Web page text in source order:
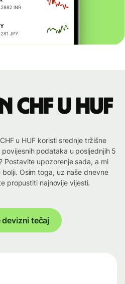
u HUF
u HUF koristi srednje tržišne
podataka u posljednjih 5
Postavite upozorenje sada, a mi
Osim toga, uz naše dnevne
propustiti najnovije vijesti.
devizni tečaj